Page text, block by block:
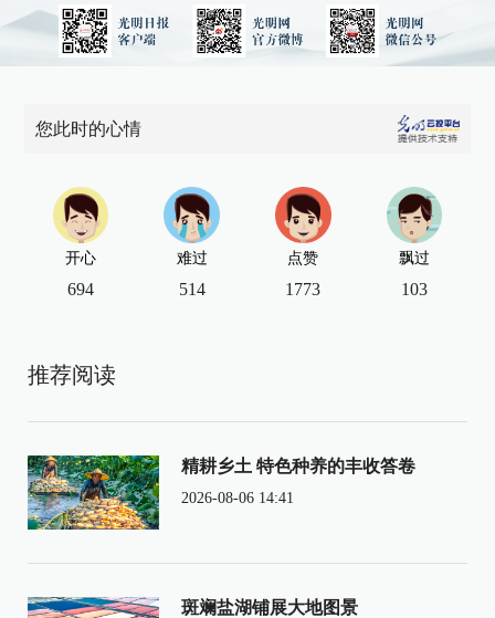
您此时的心情
开心
694
难过
514
点赞
1773
飘过
103
推荐阅读
精耕乡土 特色种养的丰收答卷
2026-08-06 14:41
斑斓盐湖铺展大地图景